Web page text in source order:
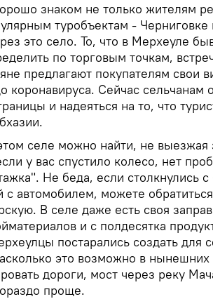
знаком не только жителям
туробъектам -
это село. То, что в Мерхеуле
по торговым точкам,
предлагают покупателям свои
коронавируса. Сейчас сельчанам
и надеяться на то, что
селе можно найти, не выезжая
у вас спустило колесо, нет
Не беда, если столкнулись с
с автомобилем, можете
В селе даже есть своя
и с полдесятка
постарались создать для
это возможно в
дороги, мост через реку
проще.